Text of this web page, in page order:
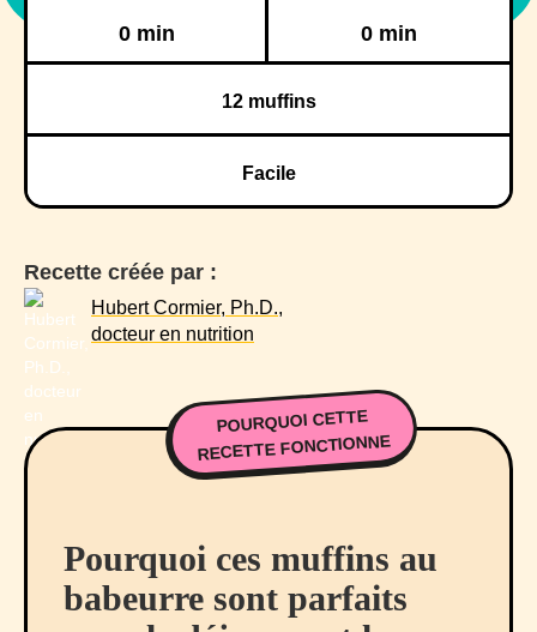
0 min 0 min
12muffins
Facile
Recette créée par :
Hubert Cormier, Ph.D.,
docteur en nutrition
POURQUOI CETTE
RECETTE FONCTIONNE
Pourquoi ces muffins au
babeurre sont parfaits